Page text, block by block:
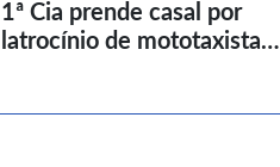
1ª Cia prende casal por
latrocínio de mototaxista…